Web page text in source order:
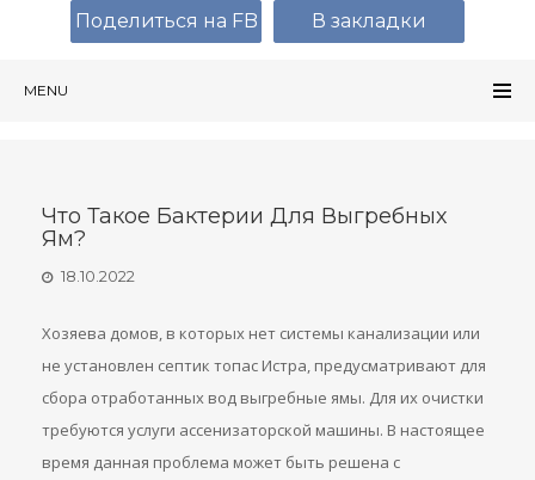
MENU
Что Такое Бактерии Для Выгребных
Ям?
18.10.2022
Хозяева домов, в которых нет системы канализации или
не установлен септик топас Истра, предусматривают для
сбора отработанных вод выгребные ямы. Для их очистки
требуются услуги ассенизаторской машины. В настоящее
время данная проблема может быть решена с
Поделиться на FB В закладки